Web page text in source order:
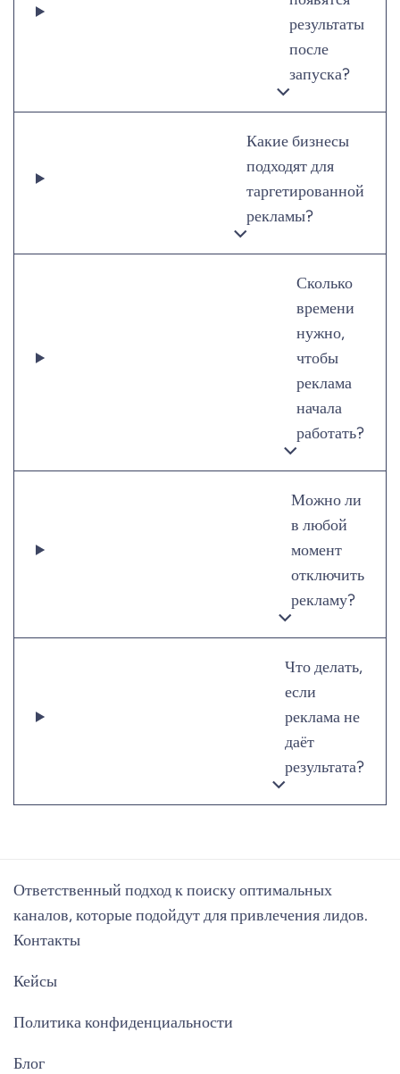
результаты
после
запуска?
Какие бизнесы
подходят для
таргетированной
рекламы?
Сколько
времени
нужно,
чтобы
реклама
начала
работать?
Можно ли
в любой
момент
отключить
рекламу?
Что делать,
если
реклама не
даёт
результата?
Ответственный подход к поиску оптимальных
каналов, которые подойдут для привлечения лидов.
Контакты
Кейсы
Политика конфиденциальности
Блог